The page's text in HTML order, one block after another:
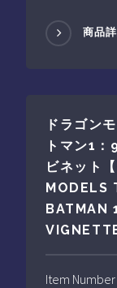
商品
ドラゴン
トマン1
ビネット
MODELS
BATMAN
Item Number